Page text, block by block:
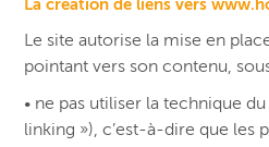
La création de liens vers
Le site autorise la mise en
pointant vers son contenu,
• ne pas utiliser la technique
linking »), c’est-à-dire que les